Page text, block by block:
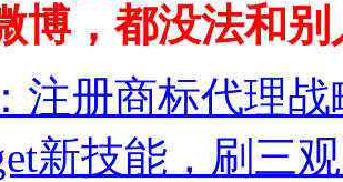
博，都没法和
注册商标代理
新技能，刷三